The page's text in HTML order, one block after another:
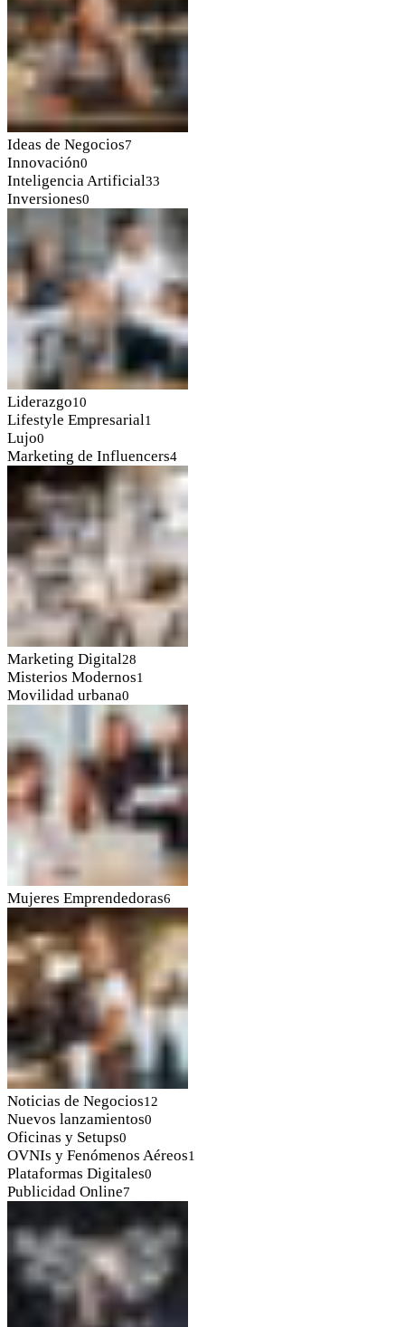
Ideas de Negocios7
Innovación0
Inteligencia Artificial33
Inversiones0
Liderazgo10
Lifestyle Empresarial1
Lujo0
Marketing de Influencers4
Marketing Digital28
Misterios Modernos1
Movilidad urbana0
Mujeres Emprendedoras6
Noticias de Negocios12
Nuevos lanzamientos0
Oficinas y Setups0
OVNIs y Fenómenos Aéreos1
Plataformas Digitales0
Publicidad Online7